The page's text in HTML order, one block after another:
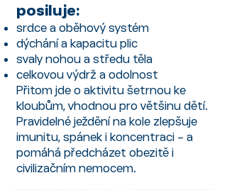
posiluje:
srdce a oběhový systém
dýchání a kapacitu plic
svaly nohou a středu těla
celkovou výdrž a odolnost
Přitom jde o aktivitu šetrnou ke
kloubům, vhodnou pro většinu dětí.
Pravidelné ježdění na kole zlepšuje
imunitu, spánek i koncentraci – a
pomáhá předcházet obezitě i
civilizačním nemocem.